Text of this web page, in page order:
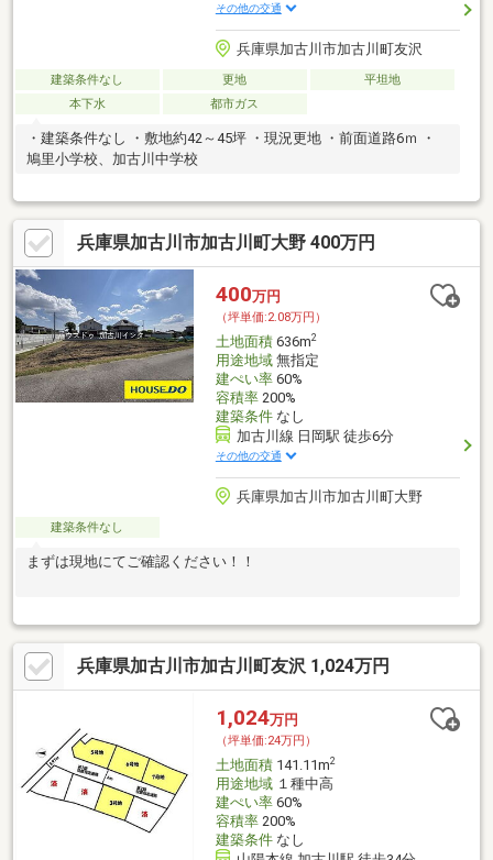
その他の交通
兵庫県加古川市加古川町友沢
建築条件なし 更地
平坦地
本下水
都市ガス
・建築条件なし ・敷地約42～45坪 ・現況更地 ・前面道路6ｍ ・
鳩里小学校、加古川中学校
兵庫県加古川市加古川町大野 400万円
400万円
（坪単価:2.08万円）
土地面積636m2
用途地域無指定
建ぺい率60%
容積率200%
建築条件なし
加古川線 日岡駅 徒歩6分
その他の交通
兵庫県加古川市加古川町大野
建築条件なし
まずは現地にてご確認ください！！
兵庫県加古川市加古川町友沢 1,024万円
1,024万円
（坪単価:24万円）
土地面積141.11m2
用途地域１種中高
建ぺい率60%
容積率200%
建築条件なし